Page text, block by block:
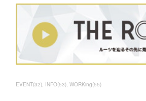
EVENT(32) INFO(53) WORKing(55)